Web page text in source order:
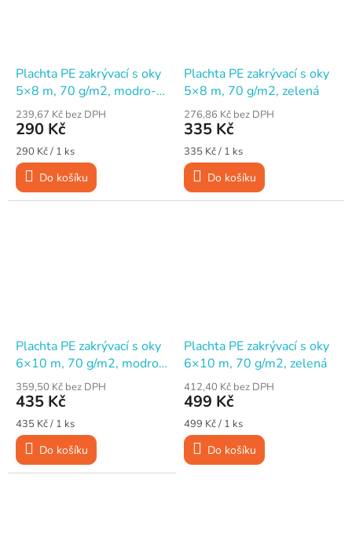
Plachta PE zakrývací s oky
5×8 m, 70 g/m2, modro-
stříbrná
239,67 Kč bez DPH
290 Kč
Měrná
cena:
290 Kč / 1 ks
Do košíku
Plachta PE zakrývací s oky
5×8 m, 70 g/m2, zelená
276,86 Kč bez DPH
335 Kč
Měrná
cena:
335 Kč / 1 ks
Do košíku
Plachta PE zakrývací s oky
6×10 m, 70 g/m2, modro-
stříbrná
359,50 Kč bez DPH
435 Kč
Měrná
cena:
435 Kč / 1 ks
Do košíku
Plachta PE zakrývací s oky
6×10 m, 70 g/m2, zelená
412,40 Kč bez DPH
499 Kč
Měrná
cena:
499 Kč / 1 ks
Do košíku